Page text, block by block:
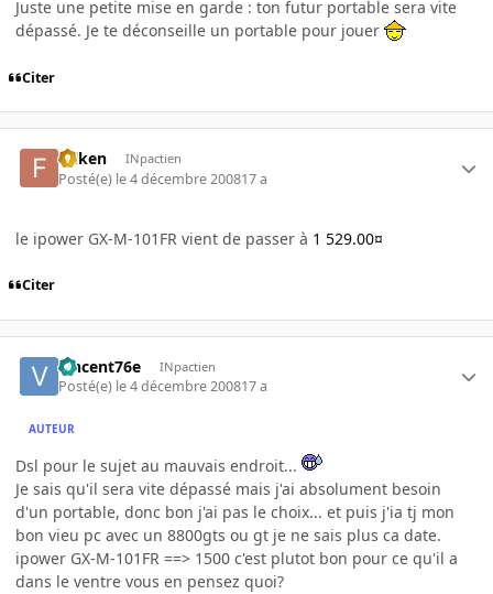
Juste une petite mise en garde : ton futur portable sera vite
dépassé. Je te déconseille un portable pour jouer
Citer
folken INpactien
Posté(e) le 4 décembre 200817 a
le ipower GX-M-101FR vient de passer à 1 529.00¤
Citer
vincent76e INpactien
Posté(e) le 4 décembre 200817 a
AUTEUR
Dsl pour le sujet au mauvais endroit...
Je sais qu'il sera vite dépassé mais j'ai absolument besoin
d'un portable, donc bon j'ai pas le choix... et puis j'ia tj mon
bon vieu pc avec un 8800gts ou gt je ne sais plus ca date.
ipower GX-M-101FR ==> 1500 c'est plutot bon pour ce qu'il a
dans le ventre vous en pensez quoi?